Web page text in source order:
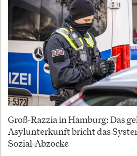
Groß-Razzia in Hamburg: Das
Asylunterkunft bricht das
Sozial-Abzocke